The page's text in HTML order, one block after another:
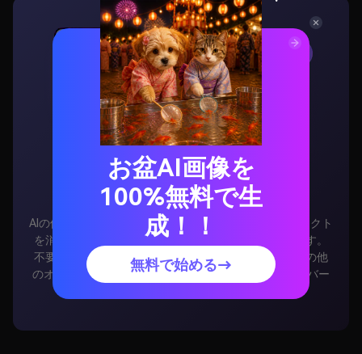
AI の活用
AIの使用により、画像と動画から望ましくないオブジェクト
を消去するための信じられないほどのツールになります。
不要なテキスト、ウォーターマーク、画像、またはその他
のオーバーレイを削除します。AniEraserは数秒でオーバー
レイのない新しいファイルさえ作成できます。
お盆AI画像を
100%無料で生
成！！
無料で始める→